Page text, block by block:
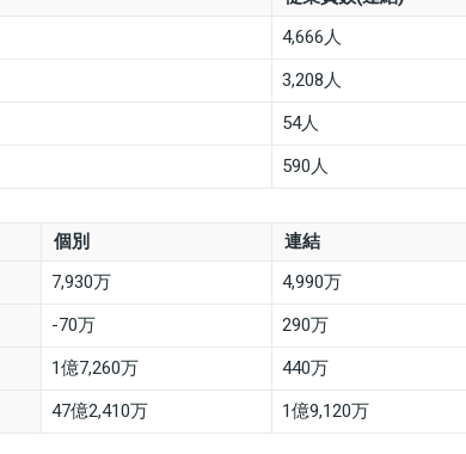
4,666人
3,208人
54人
590人
個別
連結
7,930万
4,990万
-70万
290万
1億7,260万
440万
47億2,410万 1億9,120万